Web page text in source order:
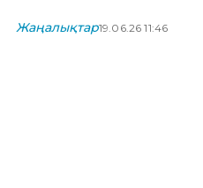
Жаңалықтар19.06.26 11:46